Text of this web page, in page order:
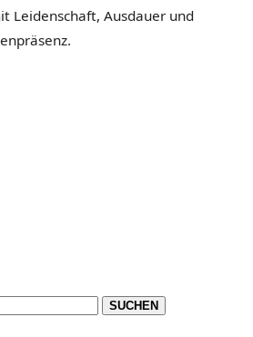
Leidenschaft, Ausdauer und